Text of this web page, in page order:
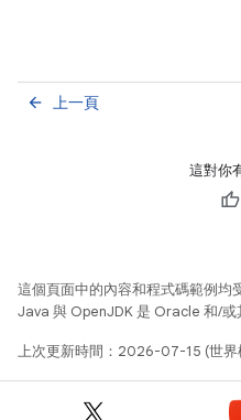
上一頁
arrow_back
這對你
這個頁面中的內容和程式碼範例均
Java 與 OpenJDK 是 Oracle 和/或
上次更新時間：2026-07-15 (世界